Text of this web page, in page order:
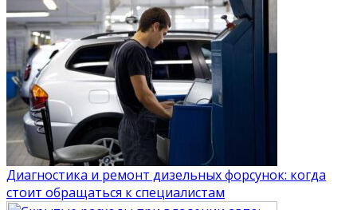
Диагностика и ремонт дизельных форсунок: когда
стоит обращаться к специалистам